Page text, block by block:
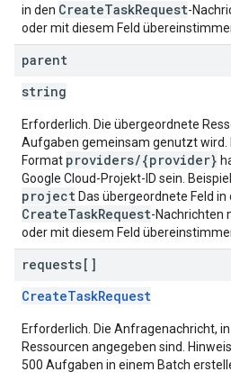
in den CreateTaskRequest-
oder mit diesem Feld
parent
string
Erforderlich. Die übergeordnete
Aufgaben gemeinsam genutzt wird.
Format providers/{provider}
Google Cloud-Projekt-ID sein.
project Das übergeordnete Feld in
CreateTaskRequest-Nachrichten
oder mit diesem Feld
requests[]
CreateTaskRequest
Erforderlich. Die Anfragenachricht,
Ressourcen angegeben sind.
500 Aufgaben in einem Batch